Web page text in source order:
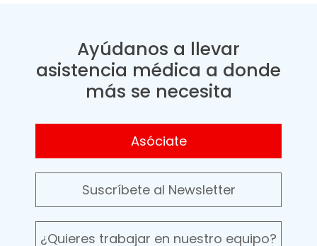
Ayúdanos a llevar
asistencia médica a donde
más se necesita
Asóciate
Suscríbete al Newsletter
¿Quieres trabajar en nuestro equipo?